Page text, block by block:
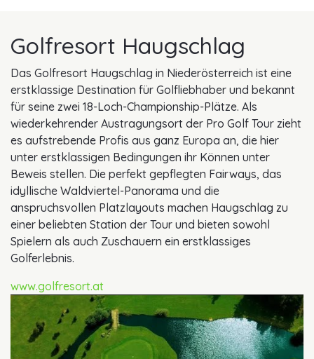
Golfresort Haugschlag
Das Golfresort Haugschlag in Niederösterreich ist eine
erstklassige Destination für Golfliebhaber und bekannt
für seine zwei 18-Loch-Championship-Plätze. Als
wiederkehrender Austragungsort der Pro Golf Tour zieht
es aufstrebende Profis aus ganz Europa an, die hier
unter erstklassigen Bedingungen ihr Können unter
Beweis stellen. Die perfekt gepflegten Fairways, das
idyllische Waldviertel-Panorama und die
anspruchsvollen Platzlayouts machen Haugschlag zu
einer beliebten Station der Tour und bieten sowohl
Spielern als auch Zuschauern ein erstklassiges
Golferlebnis.
www.golfresort.at